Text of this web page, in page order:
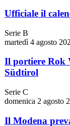
Ufficiale il
Serie B
martedì 4 agosto
Il portiere Rok
Südtirol
Serie C
domenica 2 agosto
Il Modena